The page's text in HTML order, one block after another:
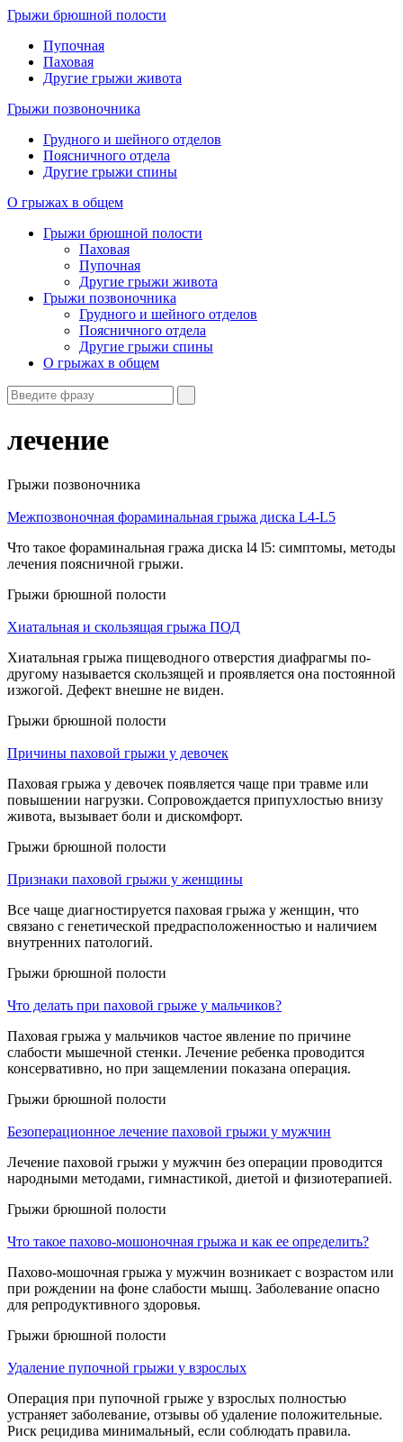
Грыжи брюшной полости
Пупочная
Паховая
Другие грыжи живота
Грыжи позвоночника
Грудного и шейного отделов
Поясничного отдела
Другие грыжи спины
О грыжах в общем
Грыжи брюшной полости
Паховая
Пупочная
Другие грыжи живота
Грыжи позвоночника
Грудного и шейного отделов
Поясничного отдела
Другие грыжи спины
О грыжах в общем
лечение
Грыжи позвоночника
Межпозвоночная фораминальная грыжа диска L4-L5
Что такое фораминальная гража диска l4 l5: симптомы, методы
лечения поясничной грыжи.
Грыжи брюшной полости
Хиатальная и скользящая грыжа ПОД
Хиатальная грыжа пищеводного отверстия диафрагмы по-
другому называется скользящей и проявляется она постоянной
изжогой. Дефект внешне не виден.
Грыжи брюшной полости
Причины паховой грыжи у девочек
Паховая грыжа у девочек появляется чаще при травме или
повышении нагрузки. Сопровождается припухлостью внизу
живота, вызывает боли и дискомфорт.
Грыжи брюшной полости
Признаки паховой грыжи у женщины
Все чаще диагностируется паховая грыжа у женщин, что
связано с генетической предрасположенностью и наличием
внутренних патологий.
Грыжи брюшной полости
Что делать при паховой грыже у мальчиков?
Паховая грыжа у мальчиков частое явление по причине
слабости мышечной стенки. Лечение ребенка проводится
консервативно, но при защемлении показана операция.
Грыжи брюшной полости
Безоперационное лечение паховой грыжи у мужчин
Лечение паховой грыжи у мужчин без операции проводится
народными методами, гимнастикой, диетой и физиотерапией.
Грыжи брюшной полости
Что такое пахово-мошоночная грыжа и как ее определить?
Пахово-мошочная грыжа у мужчин возникает с возрастом или
при рождении на фоне слабости мышц. Заболевание опасно
для репродуктивного здоровья.
Грыжи брюшной полости
Удаление пупочной грыжи у взрослых
Операция при пупочной грыже у взрослых полностью
устраняет заболевание, отзывы об удаление положительные.
Риск рецидива минимальный, если соблюдать правила.